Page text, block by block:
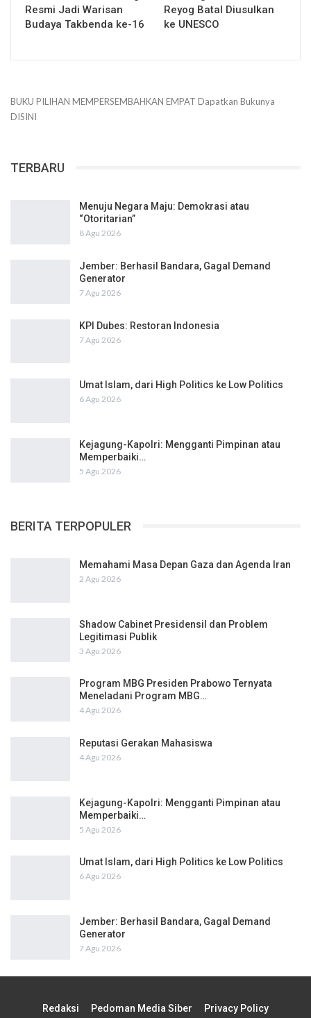
Resmi Jadi Warisan
Budaya Takbenda ke-16
Reyog Batal Diusulkan
ke UNESCO
BUKU PILIHAN MEMPERSEMBAHKAN EMPAT Dapatkan Bukunya
DISINI
TERBARU
Menuju Negara Maju: Demokrasi atau
“Otoritarian”
8 Agu 2026
Jember: Berhasil Bandara, Gagal Demand
Generator
7 Agu 2026
KPI Dubes: Restoran Indonesia
7 Agu 2026
Umat Islam, dari High Politics ke Low Politics
6 Agu 2026
Kejagung-Kapolri: Mengganti Pimpinan atau
Memperbaiki…
5 Agu 2026
BERITA TERPOPULER
Memahami Masa Depan Gaza dan Agenda Iran
2 Agu 2026
Shadow Cabinet Presidensil dan Problem
Legitimasi Publik
3 Agu 2026
Program MBG Presiden Prabowo Ternyata
Meneladani Program MBG…
4 Agu 2026
Reputasi Gerakan Mahasiswa
4 Agu 2026
Kejagung-Kapolri: Mengganti Pimpinan atau
Memperbaiki…
5 Agu 2026
Umat Islam, dari High Politics ke Low Politics
6 Agu 2026
Jember: Berhasil Bandara, Gagal Demand
Generator
7 Agu 2026
Redaksi Pedoman Media Siber Privacy Policy